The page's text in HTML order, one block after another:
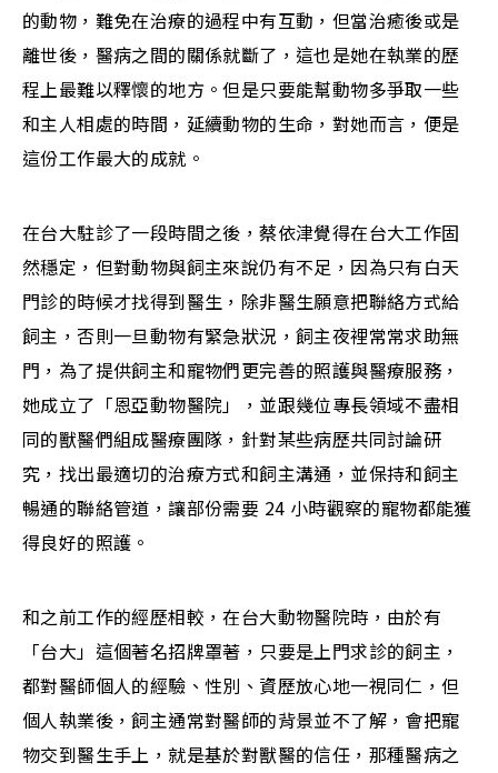
的動物，難免在治療的過程中有互動，但當治癒後或是
離世後，醫病之間的關係就斷了，這也是她在執業的歷
程上最難以釋懷的地方。但是只要能幫動物多爭取一些
和主人相處的時間，延續動物的生命，對她而言，便是
這份工作最大的成就。
在台大駐診了一段時間之後，蔡依津覺得在台大工作固
然穩定，但對動物與飼主來說仍有不足，因為只有白天
門診的時候才找得到醫生，除非醫生願意把聯絡方式給
飼主，否則一旦動物有緊急狀況，飼主夜裡常常求助無
門，為了提供飼主和寵物們更完善的照護與醫療服務，
她成立了「恩亞動物醫院」，並跟幾位專長領域不盡相
同的獸醫們組成醫療團隊，針對某些病歷共同討論研
究，找出最適切的治療方式和飼主溝通，並保持和飼主
暢通的聯絡管道，讓部份需要 24 小時觀察的寵物都能獲
得良好的照護。
和之前工作的經歷相較，在台大動物醫院時，由於有
「台大」這個著名招牌罩著，只要是上門求診的飼主，
都對醫師個人的經驗、性別、資歷放心地一視同仁，但
個人執業後，飼主通常對醫師的背景並不了解，會把寵
物交到醫生手上，就是基於對獸醫的信任，那種醫病之